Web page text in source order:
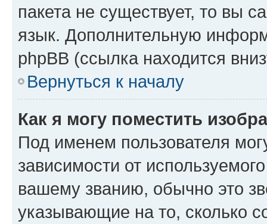
пакета не существует, то вы
язык. Дополнительную
phpBB (ссылка находится
Вернуться к началу
Как я могу поместить
Под именем пользователя
зависимости от
вашему званию, обычно это
указывающие на то, сколько